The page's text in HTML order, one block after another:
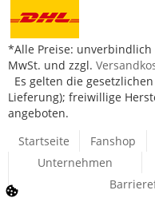
*Alle Preise:
MwSt. und zzgl.
Es gelten die
Lieferung); freiwillige
angeboten.
Startseite
Fanshop
Unternehmen